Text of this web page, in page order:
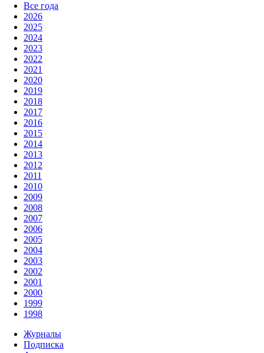
Все года
2026
2025
2024
2023
2022
2021
2020
2019
2018
2017
2016
2015
2014
2013
2012
2011
2010
2009
2008
2007
2006
2005
2004
2003
2002
2001
2000
1999
1998
Журналы
Подписка